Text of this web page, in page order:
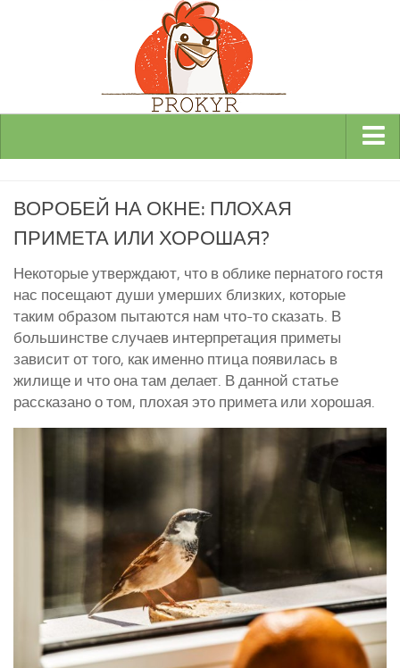
Декоративные
Мясные
Мясо-яичные
Яичные
Инкубаторы
Здоровье кур
Разведение и содержание кур
Курятники и клетки
Полезное о курах
Другие птицы
Гуси
Индюки
Перепела
Утки
ВОРОБЕЙ НА ОКНЕ: ПЛОХАЯ
ПРИМЕТА ИЛИ ХОРОШАЯ?
Некоторые утверждают, что в облике пернатого гостя
нас посещают души умерших близких, которые
таким образом пытаются нам что-то сказать. В
большинстве случаев интерпретация приметы
зависит от того, как именно птица появилась в
жилище и что она там делает. В данной статье
рассказано о том, плохая это примета или хорошая.